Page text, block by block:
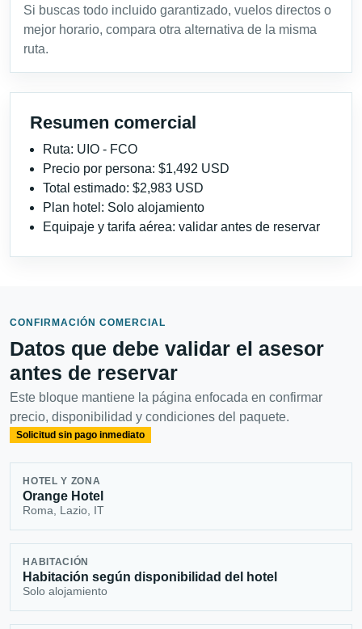
Si buscas todo incluido garantizado, vuelos directos o
mejor horario, compara otra alternativa de la misma
ruta.
Resumen comercial
Ruta: UIO - FCO
Precio por persona: $1,492 USD
Total estimado: $2,983 USD
Plan hotel: Solo alojamiento
Equipaje y tarifa aérea: validar antes de reservar
CONFIRMACIÓN COMERCIAL
Datos que debe validar el asesor
antes de reservar
Este bloque mantiene la página enfocada en confirmar
precio, disponibilidad y condiciones del paquete.
Solicitud sin pago inmediato
HOTEL Y ZONA
Orange Hotel
Roma, Lazio, IT
HABITACIÓN
Habitación según disponibilidad del hotel
Solo alojamiento